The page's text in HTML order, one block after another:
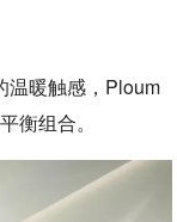
温暖触感，Ploum
衡组合。